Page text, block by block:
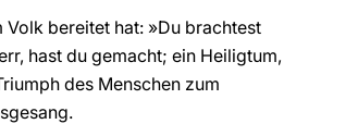
Volk bereitet hat: »Du brachtest
hast du gemacht; ein Heiligtum,
des Menschen zum